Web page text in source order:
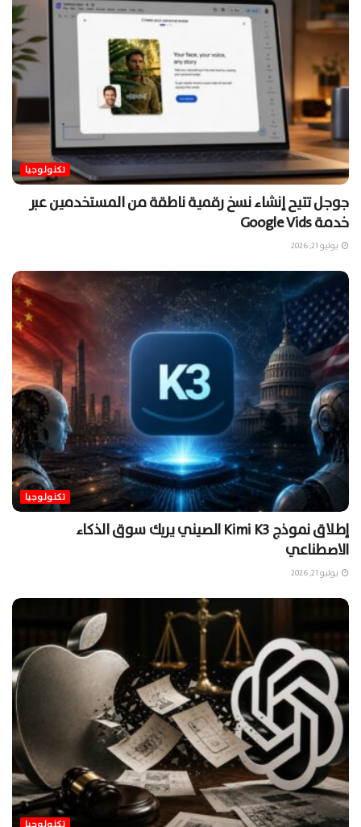
تكنولوجيا
جوجل تتيح إنشاء نسخ رقمية ناطقة من المستخدمين عبر
خدمة Google Vids
يوليو 21, 2026
تكنولوجيا
إطلاق نموذج Kimi K3 الصيني يربك سوق الذكاء
الاصطناعي
يوليو 21, 2026